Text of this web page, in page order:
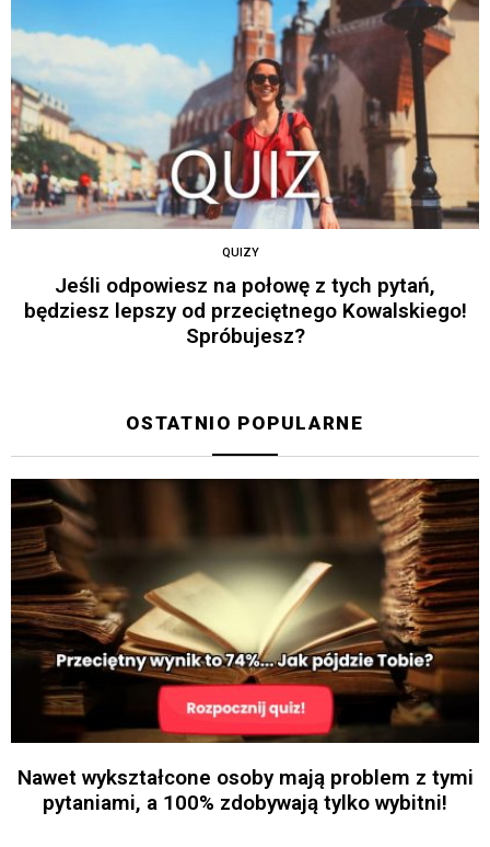
QUIZY
Jeśli odpowiesz na połowę z tych pytań,
będziesz lepszy od przeciętnego Kowalskiego!
Spróbujesz?
OSTATNIO POPULARNE
Nawet wykształcone osoby mają problem z tymi
pytaniami, a 100% zdobywają tylko wybitni!